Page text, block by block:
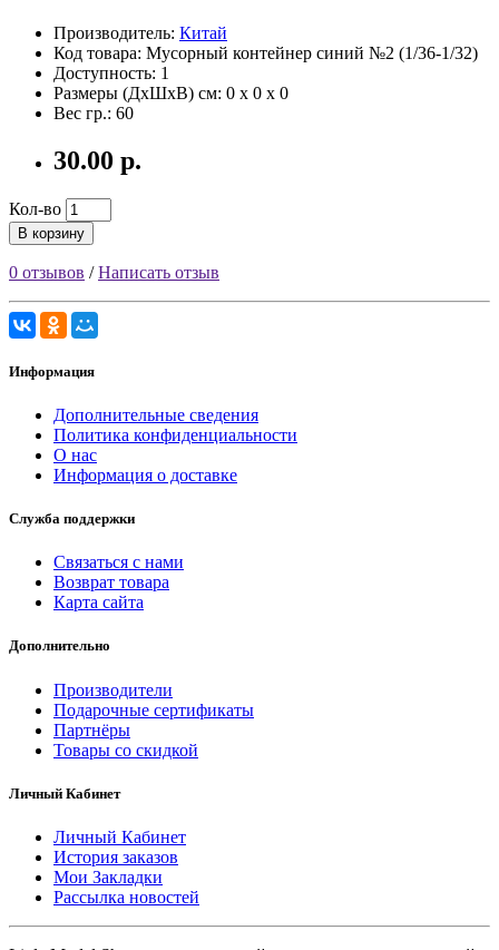
Производитель: Китай
Код товара: Мусорный контейнер синий №2 (1/36-1/32)
Доступность: 1
Размеры (ДxШxВ) см: 0 x 0 x 0
Вес гр.: 60
30.00 р.
Кол-во
В корзину
0 отзывов /Написать отзыв
Информация
Дополнительные сведения
Политика конфиденциальности
О нас
Информация о доставке
Служба поддержки
Связаться с нами
Возврат товара
Карта сайта
Дополнительно
Производители
Подарочные сертификаты
Партнёры
Товары со скидкой
Личный Кабинет
Личный Кабинет
История заказов
Мои Закладки
Рассылка новостей